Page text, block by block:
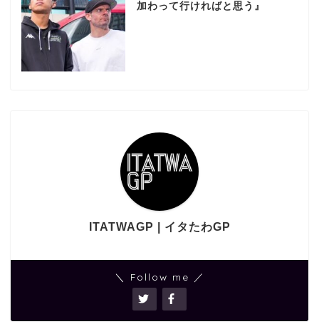
加わって行ければと思う』
ITATWAGP | イタたわGP
＼ Follow me ／